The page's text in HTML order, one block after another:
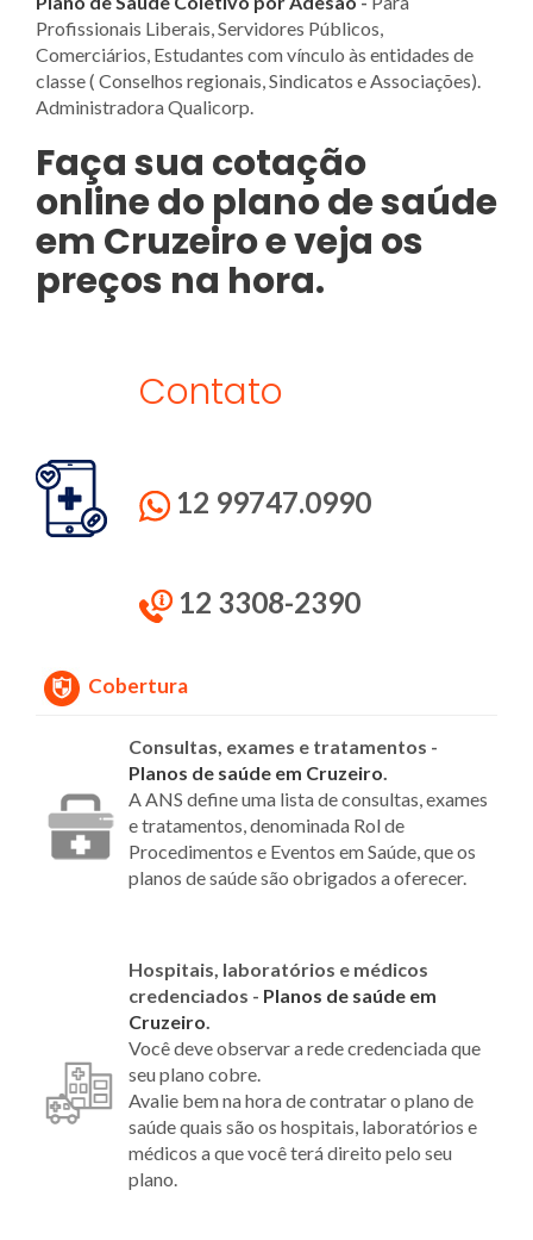
Profissionais Liberais, Servidores Públicos,
Comerciários, Estudantes com vínculo às entidades de
classe ( Conselhos regionais, Sindicatos e Associações).
Administradora Qualicorp.
Faça sua cotação
online do plano de saúde
em Cruzeiro e veja os
preços na hora.
Contato
12 99747.0990
12 3308-2390
Cobertura
Consultas, exames e tratamentos -
Planos de saúde em Cruzeiro.
A ANS define uma lista de consultas, exames
e tratamentos, denominada Rol de
Procedimentos e Eventos em Saúde, que os
planos de saúde são obrigados a oferecer.
Hospitais, laboratórios e médicos
credenciados - Planos de saúde em
Cruzeiro.
Você deve observar a rede credenciada que
seu plano cobre.
Avalie bem na hora de contratar o plano de
saúde quais são os hospitais, laboratórios e
médicos a que você terá direito pelo seu
plano.